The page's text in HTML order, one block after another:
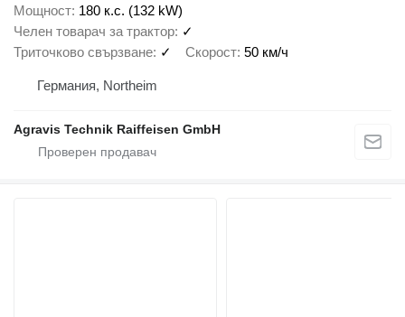
Мощност 180 к.с. (132 kW)
Челен товарач за трактор ✓
Триточково свързване ✓ Скорост 50 км/ч
Германия, Northeim
Agravis Technik Raiffeisen GmbH